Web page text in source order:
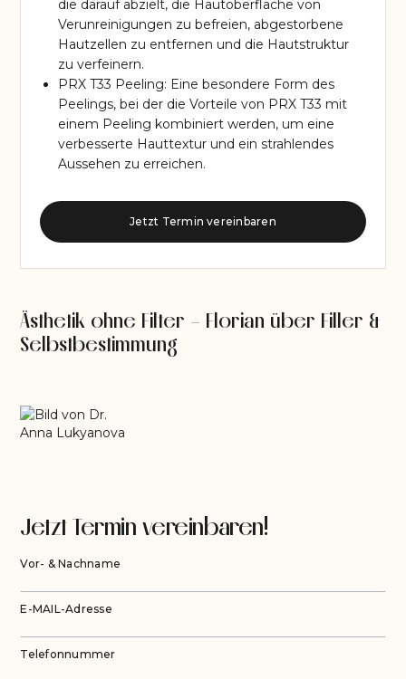
die darauf abzielt, die Hautoberfläche von
Verunreinigungen zu befreien, abgestorbene
Hautzellen zu entfernen und die Hautstruktur
zu verfeinern.
PRX T33 Peeling: Eine besondere Form des
Peelings, bei der die Vorteile von PRX T33 mit
einem Peeling kombiniert werden, um eine
verbesserte Hauttextur und ein strahlendes
Aussehen zu erreichen.
Jetzt Termin vereinbaren
Ästhetik ohne Filter – Florian über Filler &
Selbstbestimmung
Jetzt Termin vereinbaren!
Vor- & Nachname
E-MAIL-Adresse
Telefonnummer